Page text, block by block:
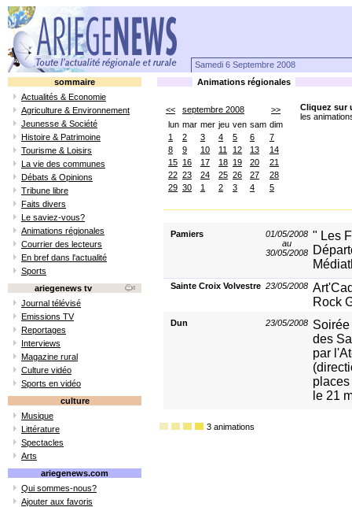
Samedi 6 Septembre 2008
sommaire
Actualités & Economie
Agriculture & Environnement
Jeunesse & Société
Histoire & Patrimoine
Tourisme & Loisirs
La vie des communes
Débats & Opinions
Tribune libre
Faits divers
Le saviez-vous?
Animations régionales
Courrier des lecteurs
En bref dans l'actualité
Sports
ariegenews tv
Journal télévisé
Emissions TV
Reportages
Interviews
Magazine rural
Culture vidéo
Sports en vidéo
culture
Musique
Littérature
Spectacles
Arts
ariegenews.com
Qui sommes-nous?
Ajouter aux favoris
Animations régionales
<< septembre 2008
>>
lun mar mer jeu ven sam dim
1
2 3 4 5 6
7
8
9 10 11 12 13
14
15 16 17 18 19 20
21
22 23 24 25 26 27
28
29 30 1 2 3 4 5
Cliquez sur
les
Pamiers
01/05/2008
au
30/05/2008
" Les
Sainte Croix Volvestre 23/05/2008
Rock
Dun 23/05/2008
des
par
le 21
3 animations